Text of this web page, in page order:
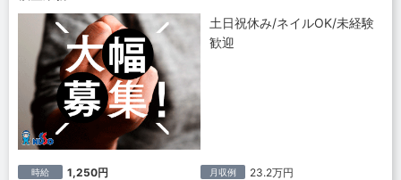
土日祝休み/ネイルOK/未経験
歓迎
時給 1,250円 月収例 23.2万円